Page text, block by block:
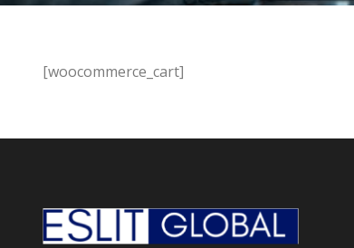
[woocommerce_cart]